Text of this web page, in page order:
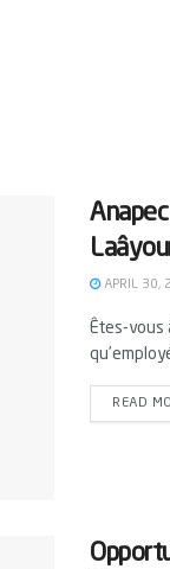
APRIL 30,
Êtes-vous
READ